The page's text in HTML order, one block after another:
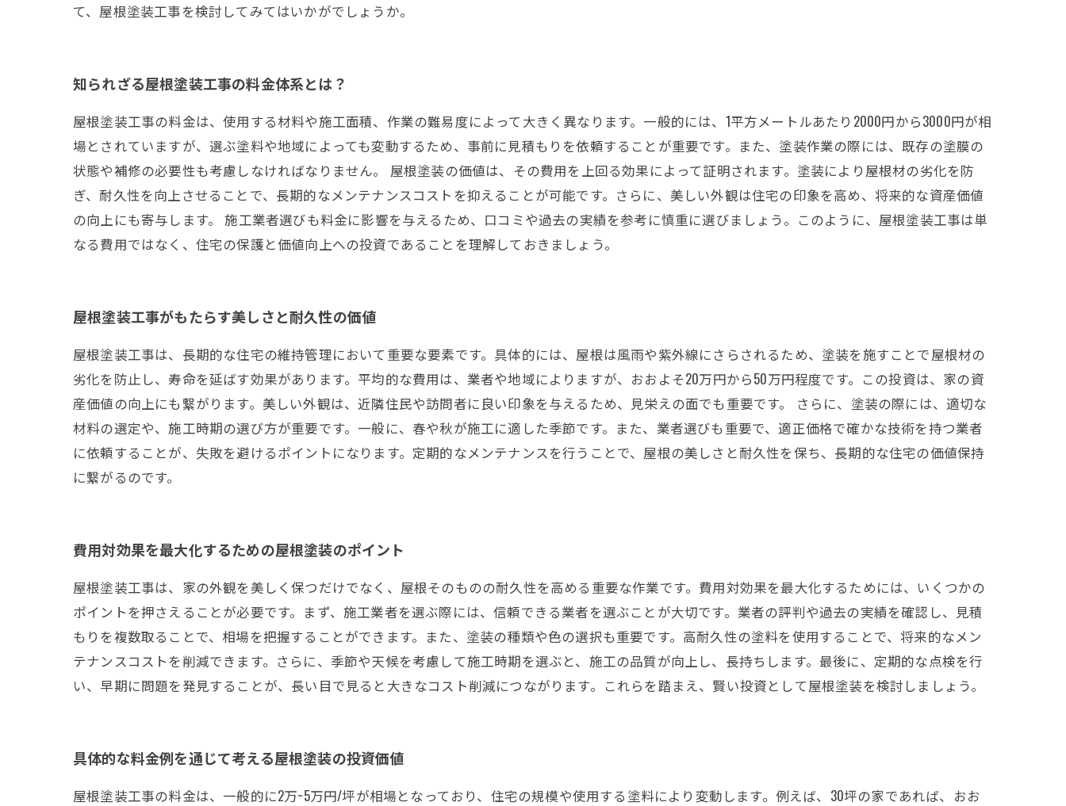
て、屋根塗装工事を検討してみてはいかがでしょうか。
知られざる屋根塗装工事の料金体系とは？
屋根塗装工事の料金は、使用する材料や施工面積、作業の難易度によって大きく異なります。一般的には、1平方メートルあたり2000円から3000円が相
場とされていますが、選ぶ塗料や地域によっても変動するため、事前に見積もりを依頼することが重要です。また、塗装作業の際には、既存の塗膜の
状態や補修の必要性も考慮しなければなりません。 屋根塗装の価値は、その費用を上回る効果によって証明されます。塗装により屋根材の劣化を防
ぎ、耐久性を向上させることで、長期的なメンテナンスコストを抑えることが可能です。さらに、美しい外観は住宅の印象を高め、将来的な資産価値
の向上にも寄与します。 施工業者選びも料金に影響を与えるため、口コミや過去の実績を参考に慎重に選びましょう。このように、屋根塗装工事は単
なる費用ではなく、住宅の保護と価値向上への投資であることを理解しておきましょう。
屋根塗装工事がもたらす美しさと耐久性の価値
屋根塗装工事は、長期的な住宅の維持管理において重要な要素です。具体的には、屋根は風雨や紫外線にさらされるため、塗装を施すことで屋根材の
劣化を防止し、寿命を延ばす効果があります。平均的な費用は、業者や地域によりますが、おおよそ20万円から50万円程度です。この投資は、家の資
産価値の向上にも繋がります。美しい外観は、近隣住民や訪問者に良い印象を与えるため、見栄えの面でも重要です。 さらに、塗装の際には、適切な
材料の選定や、施工時期の選び方が重要です。一般に、春や秋が施工に適した季節です。また、業者選びも重要で、適正価格で確かな技術を持つ業者
に依頼することが、失敗を避けるポイントになります。定期的なメンテナンスを行うことで、屋根の美しさと耐久性を保ち、長期的な住宅の価値保持
に繋がるのです。
費用対効果を最大化するための屋根塗装のポイント
屋根塗装工事は、家の外観を美しく保つだけでなく、屋根そのものの耐久性を高める重要な作業です。費用対効果を最大化するためには、いくつかの
ポイントを押さえることが必要です。まず、施工業者を選ぶ際には、信頼できる業者を選ぶことが大切です。業者の評判や過去の実績を確認し、見積
もりを複数取ることで、相場を把握することができます。また、塗装の種類や色の選択も重要です。高耐久性の塗料を使用することで、将来的なメン
テナンスコストを削減できます。さらに、季節や天候を考慮して施工時期を選ぶと、施工の品質が向上し、長持ちします。最後に、定期的な点検を行
い、早期に問題を発見することが、長い目で見ると大きなコスト削減につながります。これらを踏まえ、賢い投資として屋根塗装を検討しましょう。
具体的な料金例を通じて考える屋根塗装の投資価値
屋根塗装工事の料金は、一般的に2万~5万円/坪が相場となっており、住宅の規模や使用する塗料により変動します。例えば、30坪の家であれば、おお